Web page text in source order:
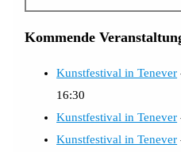
Kommende
Kunstfestival in Tenever
16:30
Kunstfestival in Tenever
Kunstfestival in Tenever